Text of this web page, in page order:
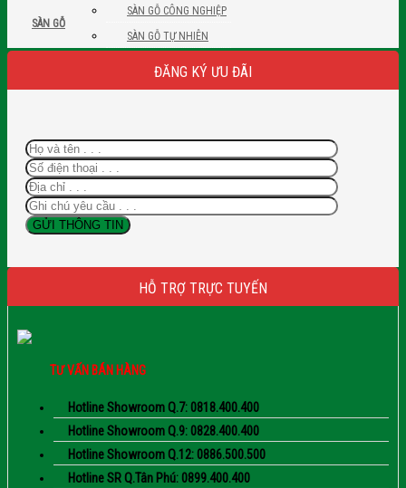
SÀN GỖ
SÀN GỖ CÔNG NGHIỆP
SÀN GỖ TỰ NHIÊN
ĐĂNG KÝ ƯU ĐÃI
HỖ TRỢ TRỰC TUYẾN
TƯ VẤN BÁN HÀNG
Hotline Showroom Q.7: 0818.400.400
Hotline Showroom Q.9: 0828.400.400
Hotline Showroom Q.12: 0886.500.500
Hotline SR Q.Tân Phú: 0899.400.400